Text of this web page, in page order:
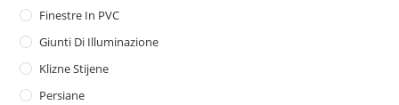
Finestre In PVC
Giunti Di Illuminazione
Klizne Stijene
Persiane